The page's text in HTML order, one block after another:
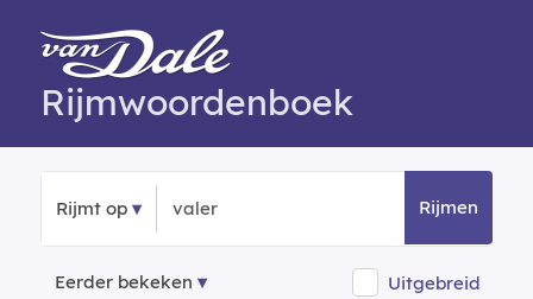
Rijmwoordenboek
Rijmt op Rijmen
Eerder bekeken Uitgebreid